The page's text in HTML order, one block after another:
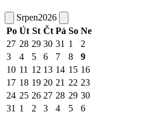
Srpen2026
Po Út St Čt Pá So Ne
27 28 29 30 31 1
2
3
4 5 6 7 8
9
10 11 12 13 14 15 16
17 18 19 20 21 22 23
24 25 26 27 28 29 30
31 1 2 3 4 5 6